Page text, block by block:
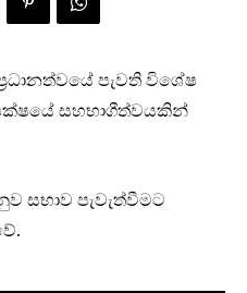
පැවති විශේෂ
සහභාගීත්වයකින්
සභාව පැවැත්වීමට